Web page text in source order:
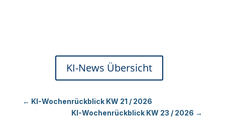
KI-News Übersicht
← KI-Wochenrückblick KW 21 / 2026
KI-Wochenrückblick KW 23 / 2026 →